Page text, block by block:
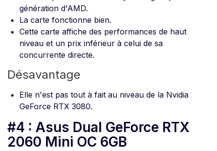
génération d'AMD.
La carte fonctionne bien.
Cette carte affiche des performances de haut
niveau et un prix inférieur à celui de sa
concurrente directe.
Désavantage
Elle n'est pas tout à fait au niveau de la Nvidia
GeForce RTX 3080.
#4 : Asus Dual GeForce RTX
2060 Mini OC 6GB